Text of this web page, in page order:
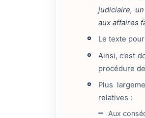
judiciaire,
aux affaires
Le texte
Ainsi, c’est
procédure
Plus
relatives :
Aux